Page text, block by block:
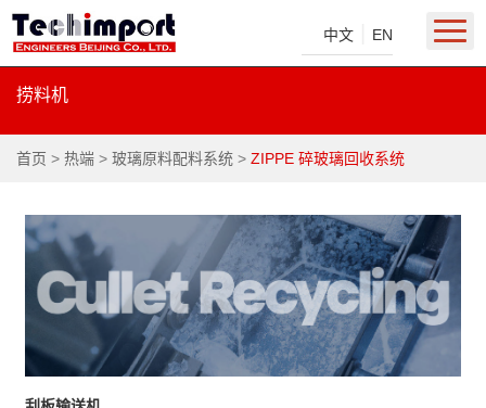
中文 EN
捞料机
首页 > 热端 > 玻璃原料配料系统 > ZIPPE 碎玻璃回收系统